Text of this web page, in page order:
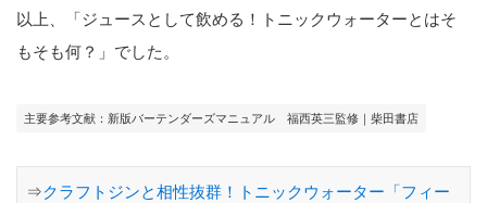
以上、「ジュースとして飲める！トニックウォーターとはそ
もそも何？」でした。
主要参考文献：新版バーテンダーズマニュアル 福西英三監修｜柴田書店
⇒クラフトジンと相性抜群！トニックウォーター「フィー